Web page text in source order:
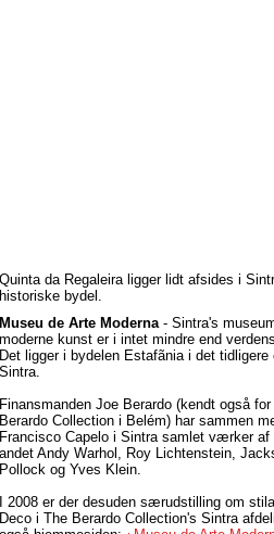
Quinta da Regaleira ligger lidt afsides i
historiske bydel.
Museu de Arte Moderna- Sintra's
moderne kunst er i intet mindre end
Det ligger i bydelen Estafãnia i det tidligere
Sintra.
Finansmanden Joe Berardo (kendt også
Berardo Collection i Belém) har sammen
Francisco Capelo i Sintra samlet værker af
andet Andy Warhol, Roy Lichtenstein,
Pollock og Yves Klein.
I 2008 er der desuden særudstilling om
Deco i The Berardo Collection's Sintra